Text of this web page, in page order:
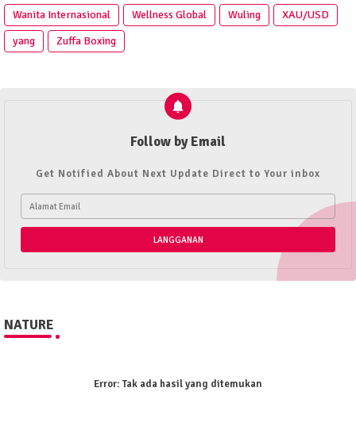
Wanita Internasional
Wellness Global Wuling
XAU/USD
yang
Zuffa Boxing
Follow by Email
Get Notified About Next Update Direct to Your inbox
NATURE
Error:Tak ada hasil yang ditemukan